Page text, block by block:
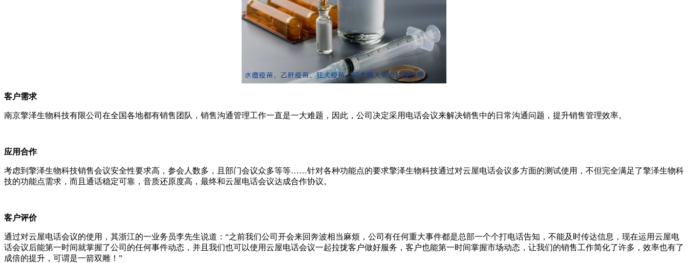
客户需求
南京擎泽生物科技有限公司在全国各地都有销售团队，销售沟通管理工作一直是一大难题，因此，公司决定采用电话会议来解决销售中的日常沟通问题，提升销售管理效率。
应用合作
考虑到擎泽生物科技销售会议安全性要求高，参会人数多，且部门会议众多等等……针对各种功能点的要求擎泽生物科技通过对云屋电话会议多方面的测试使用，不但完全满足了擎泽生物科
技的功能点需求，而且通话稳定可靠，音质还原度高，最终和云屋电话会议达成合作协议。
客户评价
通过对云屋电话会议的使用，其浙江的一业务员李先生说道：“之前我们公司开会来回奔波相当麻烦，公司有任何重大事件都是总部一个个打电话告知，不能及时传达信息，现在运用云屋电
话会议后能第一时间就掌握了公司的任何事件动态，并且我们也可以使用云屋电话会议一起拉拢客户做好服务，客户也能第一时间掌握市场动态，让我们的销售工作简化了许多，效率也有了
成倍的提升，可谓是一箭双雕！”